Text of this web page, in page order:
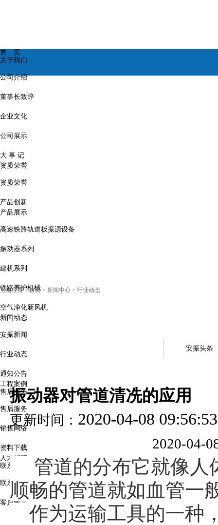
首 页
关于我们
公司介绍
董事长致辞
企业文化
公司展示
大 事 记
资质荣誉
资质荣誉
产品创新
产品展示
高速铁路轨道板振源设备
振动器系列
建机系列
铁路养护机械
空气净化新风机
新闻动态
安振新闻
行业动态
通知公告
工程案例
售后服务
售后服务
销售网络
资料下载
人才招聘
联系我们
联系我们
客户留言
当前位置：首页 > 新闻中心 > 行业动态
安振头条
振动器对管道清冼的应用
更新时间： 2020-04-08 09:56:53
2020-04-0
管道的分布它就像人
顺畅的管道就如血管一
作为运输工具的一种